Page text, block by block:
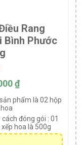
Rang
Bình Phước
₫
phẩm là 02 hộp
cách đóng gói : 01
xếp hoa là 500g